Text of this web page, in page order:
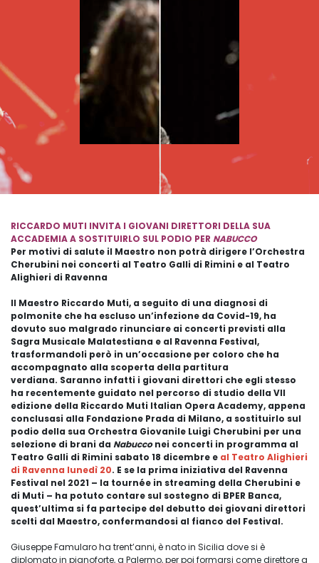
RICCARDO MUTI INVITA I GIOVANI DIRETTORI DELLA SUA
ACCADEMIA A SOSTITUIRLO SUL PODIO PER NABUCCO
Per motivi di salute il Maestro non potrà dirigere l’Orchestra
Cherubini nei concerti al Teatro Galli di Rimini e al Teatro
Alighieri di Ravenna
Il Maestro Riccardo Muti, a seguito di una diagnosi di
polmonite che ha escluso un’infezione da Covid-19, ha
dovuto suo malgrado rinunciare ai concerti previsti alla
Sagra Musicale Malatestiana e al Ravenna Festival,
trasformandoli però in un’occasione per coloro che ha
accompagnato alla scoperta della partitura
verdiana. Saranno infatti i giovani direttori che egli stesso
ha recentemente guidato nel percorso di studio della VII
edizione della Riccardo Muti Italian Opera Academy, appena
conclusasi alla Fondazione Prada di Milano, a sostituirlo sul
podio della sua Orchestra Giovanile Luigi Cherubini per una
selezione di brani da Nabucconei concerti in programma al
Teatro Galli di Rimini sabato 18 dicembre e al Teatro Alighieri
di Ravenna lunedì 20. E se la prima iniziativa del Ravenna
Festival nel 2021 – la tournée in streaming della Cherubini e
di Muti – ha potuto contare sul sostegno di BPER Banca,
quest’ultima si fa partecipe del debutto dei giovani direttori
scelti dal Maestro, confermandosi al fianco del Festival.
Giuseppe Famularo ha trent’anni, è nato in Sicilia dove si è
diplomato in pianoforte, a Palermo, per poi formarsi come direttore a